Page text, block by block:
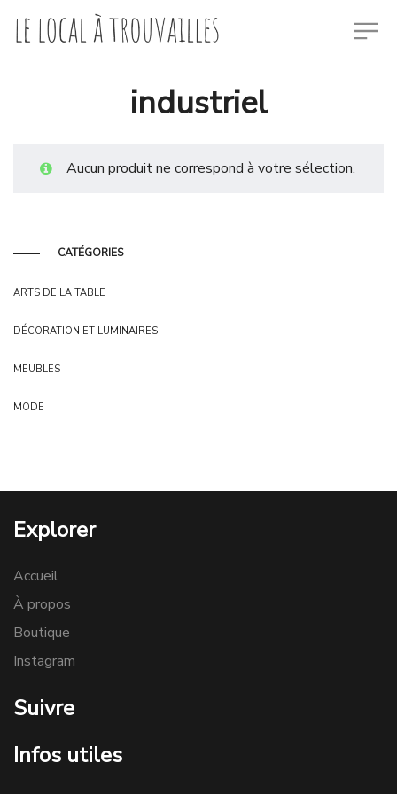
industriel
Aucun produit ne correspond à votre sélection.
CATÉGORIES
ARTS DE LA TABLE
DÉCORATION ET LUMINAIRES
MEUBLES
MODE
Explorer
Accueil
À propos
Boutique
Instagram
Suivre
Infos utiles